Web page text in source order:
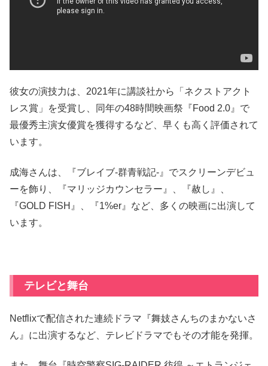
彼女の演技力は、2021年に講談社から「ネクストアクト
レス賞」を受賞し、同年の48時間映画祭『Food 2.0』で
最優秀主演女優賞を獲得するなど、早くも高く評価されて
います。
成海さんは、『ブレイブ-群青戦記-』でスクリーンデビュ
ーを飾り、『マリッジカウンセラー』、『赦し』、
『GOLD FISH』、『1%er』など、多くの映画に出演して
います。
テレビと舞台
Netflixで配信された連続ドラマ『舞妓さんちのまかないさ
ん』に出演するなど、テレビドラマでもその才能を発揮。